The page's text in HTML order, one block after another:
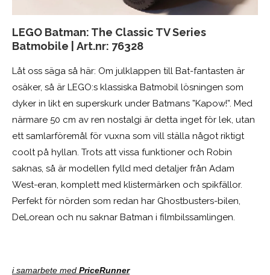
LEGO Batman: The Classic TV Series
Batmobile | Art.nr: 76328
Låt oss säga så här: Om julklappen till Bat-fantasten är
osäker, så är LEGO:s klassiska Batmobil lösningen som
dyker in likt en superskurk under Batmans ”Kapow!”. Med
närmare 50 cm av ren nostalgi är detta inget för lek, utan
ett samlarföremål för vuxna som vill ställa något riktigt
coolt på hyllan. Trots att vissa funktioner och Robin
saknas, så är modellen fylld med detaljer från Adam
West-eran, komplett med klistermärken och spikfällor.
Perfekt för nörden som redan har Ghostbusters-bilen,
DeLorean och nu saknar Batman i filmbilssamlingen.
i samarbete med PriceRunner